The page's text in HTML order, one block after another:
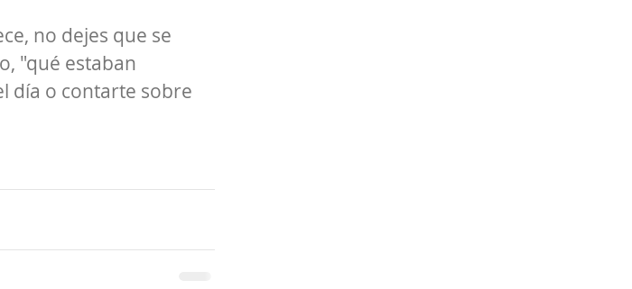
no dejes que se
"qué estaban
día o contarte sobre